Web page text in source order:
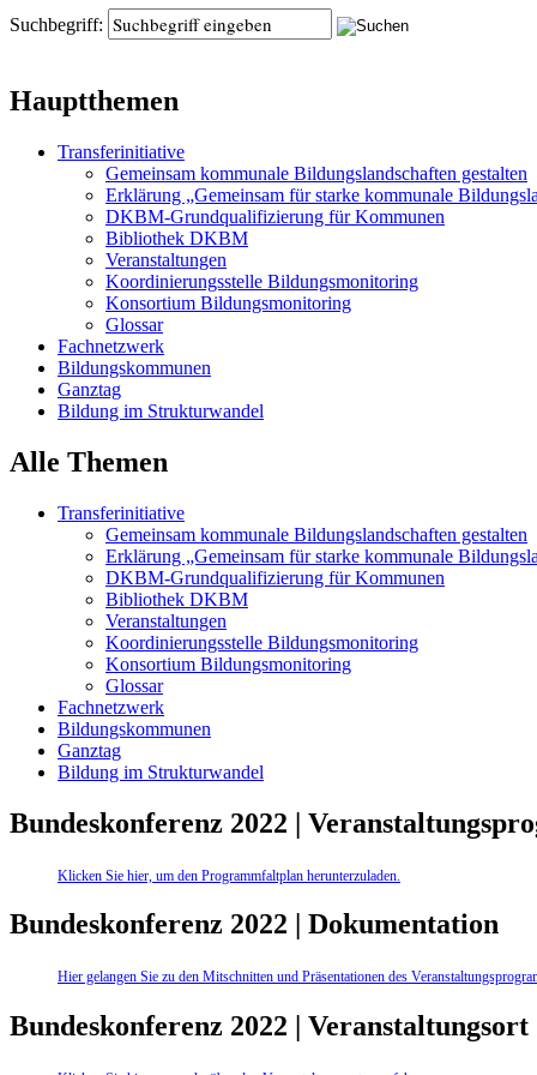
Suchbegriff:
Hauptthemen
Transferinitiative
Gemeinsam kommunale Bildungslandschaften gestalten
Erklärung „Gemeinsam für starke kommunale
DKBM-Grundqualifizierung für Kommunen
Bibliothek DKBM
Veranstaltungen
Koordinierungsstelle Bildungsmonitoring
Konsortium Bildungsmonitoring
Glossar
Fachnetzwerk
Bildungskommunen
Ganztag
Bildung im Strukturwandel
Alle Themen
Transferinitiative
Gemeinsam kommunale Bildungslandschaften gestalten
Erklärung „Gemeinsam für starke kommunale
DKBM-Grundqualifizierung für Kommunen
Bibliothek DKBM
Veranstaltungen
Koordinierungsstelle Bildungsmonitoring
Konsortium Bildungsmonitoring
Glossar
Fachnetzwerk
Bildungskommunen
Ganztag
Bildung im Strukturwandel
Bundeskonferenz 2022 |
Klicken Sie hier, um den Programmfaltplan herunterzuladen.
Bundeskonferenz 2022 | Dokumentation
Hier gelangen Sie zu den Mitschnitten und Präsentationen des
Bundeskonferenz 2022 | Veranstaltungsort